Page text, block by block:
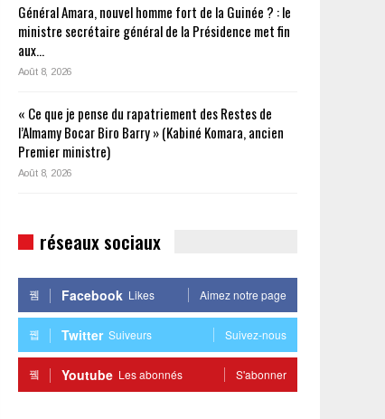
Général Amara, nouvel homme fort de la Guinée ? : le
ministre secrétaire général de la Présidence met fin
aux…
Août 8, 2026
« Ce que je pense du rapatriement des Restes de
l’Almamy Bocar Biro Barry » (Kabiné Komara, ancien
Premier ministre)
Août 8, 2026
réseaux sociaux
Facebook Likes Aimez notre page
Twitter Suiveurs Suivez-nous
Youtube Les abonnés S'abonner